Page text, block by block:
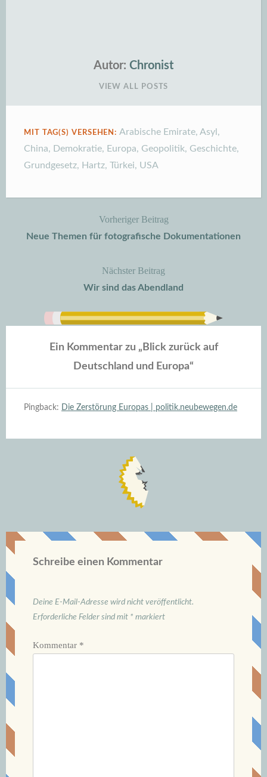
Autor: Chronist
VIEW ALL POSTS
MIT TAG(S) VERSEHEN:Arabische Emirate,Asyl ,
China, Demokratie, Europa, Geopolitik, Geschichte,
Grundgesetz, Hartz, Türkei, USA
BeitragsnavigationVorheriger Beitrag
Neue Themen für fotografische Dokumentationen
Nächster Beitrag
Wir sind das Abendland
Ein Kommentar zu „ Blick zurück auf
Deutschland und Europa“
Pingback: Die Zerstörung Europas | politik.neubewegen.de
Schreibe einen Kommentar
Deine E-Mail-Adresse wird nicht veröffentlicht.
Erforderliche Felder sind mit * markiert
Kommentar *